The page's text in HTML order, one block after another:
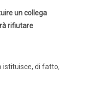
un collega
rifiutare
istituisce, di fatto,